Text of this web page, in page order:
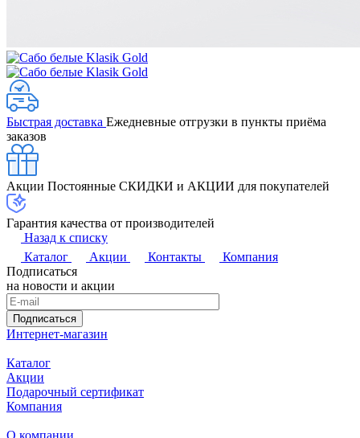
Быстрая доставка Ежедневные отгрузки в пункты приёма
заказов
Акции Постоянные СКИДКИ и АКЦИИ для покупателей
Гарантия качества от производителей
Назад к списку
Каталог
Акции Контакты
Компания
Подписаться
на новости и акции
Подписаться
Интернет-магазин
Каталог
Акции
Подарочный сертификат
Компания